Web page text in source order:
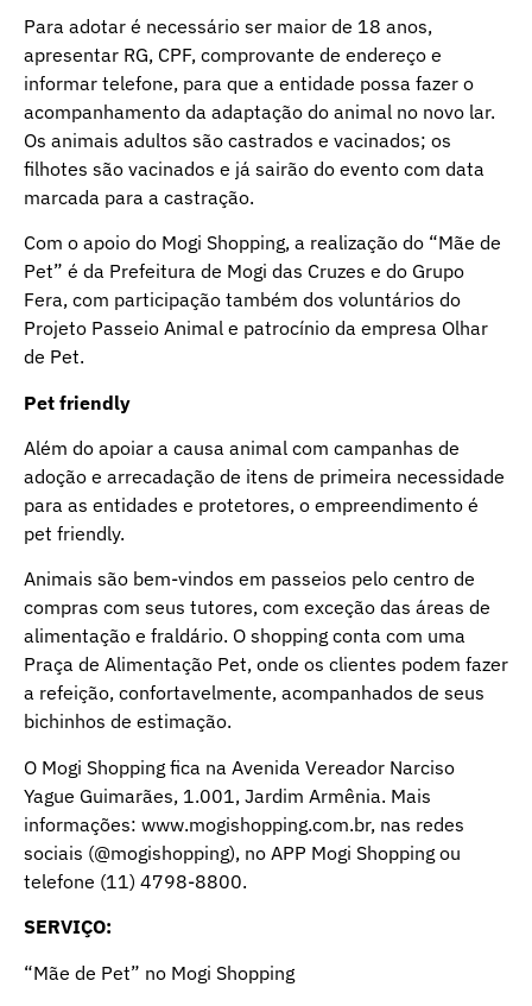
Para adotar é necessário ser maior de 18 anos,
apresentar RG, CPF, comprovante de endereço e
informar telefone, para que a entidade possa fazer o
acompanhamento da adaptação do animal no novo lar.
Os animais adultos são castrados e vacinados; os
filhotes são vacinados e já sairão do evento com data
marcada para a castração.
Com o apoio do Mogi Shopping, a realização do “Mãe de
Pet” é da Prefeitura de Mogi das Cruzes e do Grupo
Fera, com participação também dos voluntários do
Projeto Passeio Animal e patrocínio da empresa Olhar
de Pet.
Pet friendly
Além do apoiar a causa animal com campanhas de
adoção e arrecadação de itens de primeira necessidade
para as entidades e protetores, o empreendimento é
pet friendly.
Animais são bem-vindos em passeios pelo centro de
compras com seus tutores, com exceção das áreas de
alimentação e fraldário. O shopping conta com uma
Praça de Alimentação Pet, onde os clientes podem fazer
a refeição, confortavelmente, acompanhados de seus
bichinhos de estimação.
O Mogi Shopping fica na Avenida Vereador Narciso
Yague Guimarães, 1.001, Jardim Armênia. Mais
informações: www.mogishopping.com.br, nas redes
sociais (@mogishopping), no APP Mogi Shopping ou
telefone (11) 4798-8800.
SERVIÇO:
“Mãe de Pet” no Mogi Shopping